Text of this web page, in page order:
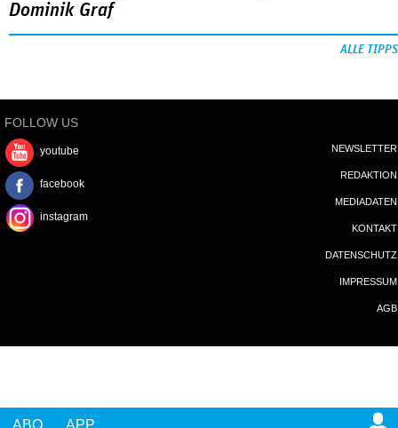
ABO APP
Dominik Graf
ALLE TIPPS
FOLLOW US
youtube
facebook
instagram
NEWSLETTER
REDAKTION
MEDIADATEN
KONTAKT
DATENSCHUTZ
IMPRESSUM
AGB